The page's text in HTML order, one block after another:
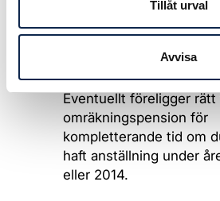
Tillåt urval
Avvisa
Pisapension från 60 år.
i fribrevet beräknas på
långtidskontraktet
Eventuellt föreligger rätt
omräkningspension för
kompletterande tid om
haft anställning under
eller 2014.